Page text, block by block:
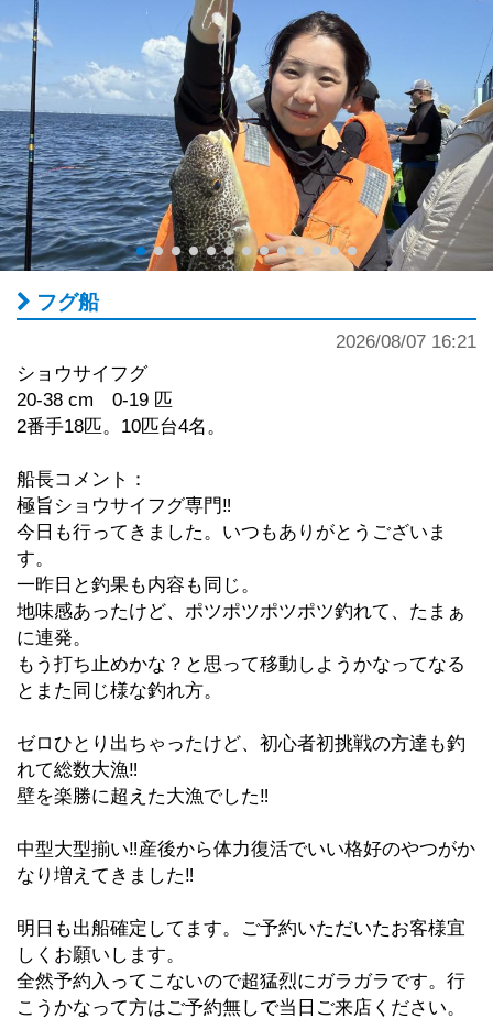
フグ船
2026/08/07 16:21
ショウサイフグ
20-38 cm 0-19 匹
2番手18匹。10匹台4名。
船長コメント：
極旨ショウサイフグ専門‼︎
今日も行ってきました。いつもありがとうございま
す。
一昨日と釣果も内容も同じ。
地味感あったけど、ポツポツポツポツ釣れて、たまぁ
に連発。
もう打ち止めかな？と思って移動しようかなってなる
とまた同じ様な釣れ方。
ゼロひとり出ちゃったけど、初心者初挑戦の方達も釣
れて総数大漁‼︎
壁を楽勝に超えた大漁でした‼︎
中型大型揃い‼︎産後から体力復活でいい格好のやつがか
なり増えてきました‼︎
明日も出船確定してます。ご予約いただいたお客様宜
しくお願いします。
全然予約入ってこないので超猛烈にガラガラです。行
こうかなって方はご予約無しで当日ご来店ください。